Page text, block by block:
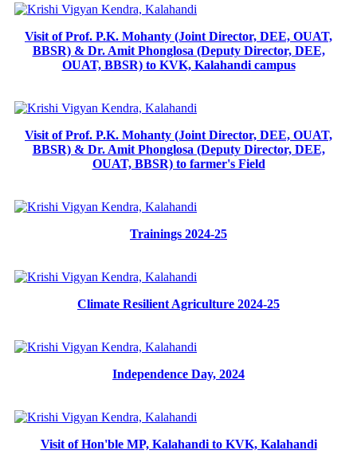
Visit of Prof. P.K. Mohanty (Joint Director, DEE, OUAT,
BBSR) & Dr. Amit Phonglosa (Deputy Director, DEE,
OUAT, BBSR) to KVK, Kalahandi campus
Visit of Prof. P.K. Mohanty (Joint Director, DEE, OUAT,
BBSR) & Dr. Amit Phonglosa (Deputy Director, DEE,
OUAT, BBSR) to farmer's Field
Trainings 2024-25
Climate Resilient Agriculture 2024-25
Independence Day, 2024
Visit of Hon'ble MP, Kalahandi to KVK, Kalahandi